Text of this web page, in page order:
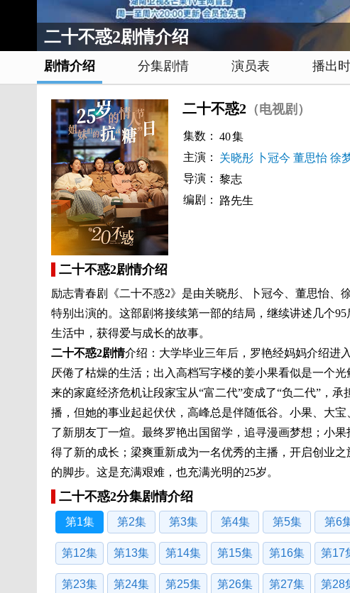
二十不惑2剧情介绍
剧情介绍 分集剧情 演员表 播出
二十不惑2 （电视剧）
集数： 40集
主演：
关晓彤 卜冠今 董思怡 徐
导演： 黎志
编剧：
路先生
二十不惑2剧情介绍
励志青春剧《二十不惑2》是由关晓彤、卜冠今、董思怡
特别出演的。这部剧将接续第一部的结局，继续讲述几个
生活中，获得爱与成长的故事。
二十不惑2剧情介绍：大学毕业三年后，罗艳经妈妈介绍进
厌倦了枯燥的生活；出入高档写字楼的姜小果看似是一个
来的家庭经济危机让段家宝从“富二代”变成了“负二代”，
播，但她的事业起起伏伏，高峰总是伴随低谷。小果、大
了新朋友丁一煊。最终罗艳出国留学，追寻漫画梦想；小
得了新的成长；梁爽重新成为一名优秀的主播，开启创业
的脚步。这是充满艰难，也充满光明的25岁。
二十不惑2分集剧情介绍
第1集 第2集 第3集 第4集 第5集 第6
第12集 第13集 第14集 第15集 第16集 第17
第23集 第24集 第25集 第26集 第27集 第28